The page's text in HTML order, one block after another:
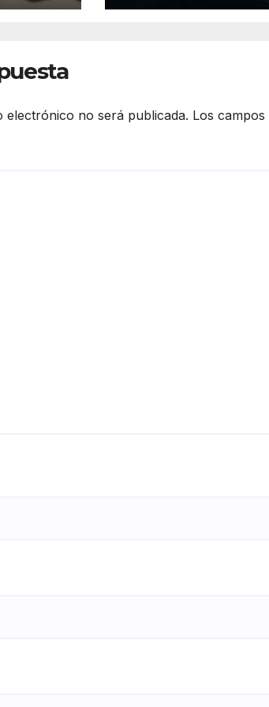
de 2027
electrónico no será publicada. Los